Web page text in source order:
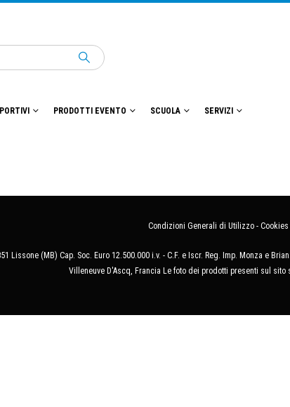
PRODOTTI EVENTO SCUOLA SERVIZI
Condizioni Generali di Utilizzo - Cookies
Lissone (MB) Cap. Soc. Euro 12.500.000 i.v. - C.F. e Iscr. Reg. Imp. Monza e
Villeneuve D'Ascq, Francia Le foto dei prodotti presenti sul sito